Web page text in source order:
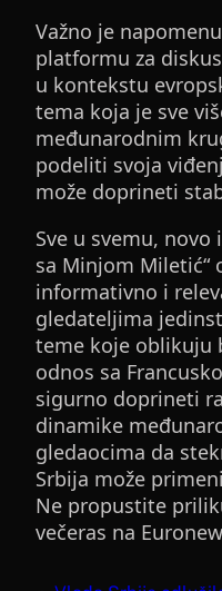
Važno je
platformu za
u kontekstu
tema koja je sve
međunarodnim
podeliti svoja
može doprineti
Sve u svemu,
sa Minjom Miletić“
informativno i
gledateljima
teme koje oblikuju
odnos sa
sigurno doprineti
dinamike
gledaocima da
Srbija može
Ne propustite
večeras na